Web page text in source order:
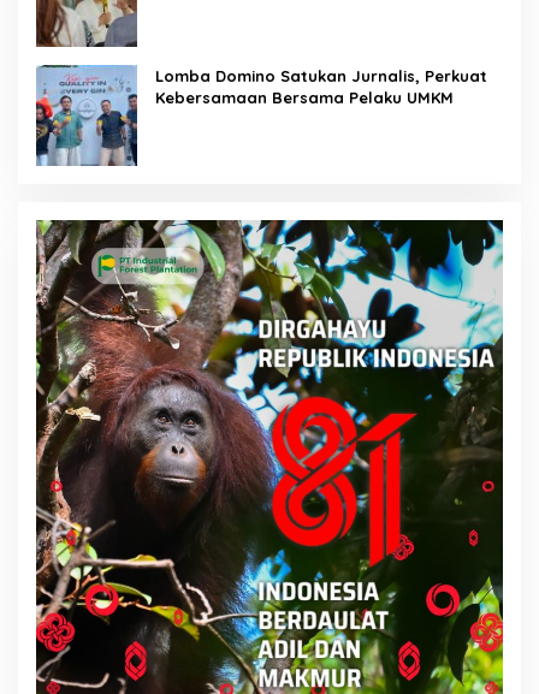
Lomba Domino Satukan Jurnalis, Perkuat
Kebersamaan Bersama Pelaku UMKM